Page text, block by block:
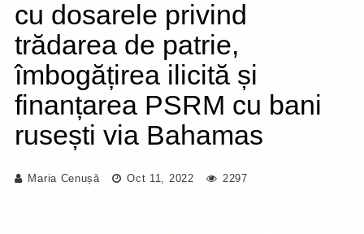
cu dosarele privind
trădarea de patrie,
îmbogățirea ilicită și
finanțarea PSRM cu bani
rusești via Bahamas
Maria Cenușă Oct 11, 2022 2297